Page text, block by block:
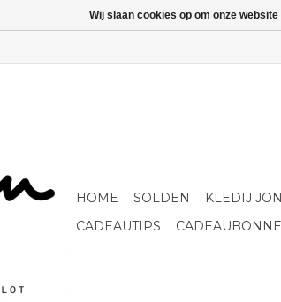
HOME SOLDEN KLEDIJ
CADEAUTIPS
Wij slaan cookies op om onze